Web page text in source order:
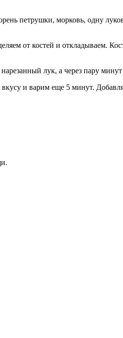
петрушки, морковь, одну
от костей и откладываем.
лук, а через пару
и варим еще 5 минут.